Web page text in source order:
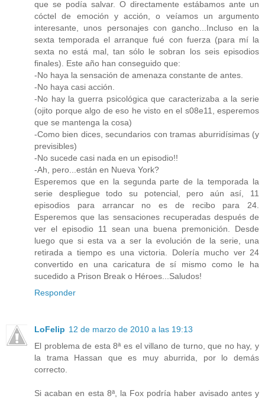
que se podía salvar. O directamente estábamos ante un
cóctel de emoción y acción, o veíamos un argumento
interesante, unos personajes con gancho...Incluso en la
sexta temporada el arranque fué con fuerza (para mí la
sexta no está mal, tan sólo le sobran los seis episodios
finales). Este año han conseguido que:
-No haya la sensación de amenaza constante de antes.
-No haya casi acción.
-No hay la guerra psicológica que caracterizaba a la serie
(ojito porque algo de eso he visto en el s08e11, esperemos
que se mantenga la cosa)
-Como bien dices, secundarios con tramas aburridísimas (y
previsibles)
-No sucede casi nada en un episodio!!
-Ah, pero...están en Nueva York?
Esperemos que en la segunda parte de la temporada la
serie despliegue todo su potencial, pero aún así, 11
episodios para arrancar no es de recibo para 24.
Esperemos que las sensaciones recuperadas después de
ver el episodio 11 sean una buena premonición. Desde
luego que si esta va a ser la evolución de la serie, una
retirada a tiempo es una victoria. Dolería mucho ver 24
convertido en una caricatura de sí mismo como le ha
sucedido a Prison Break o Héroes...Saludos!
Responder
LoFelip 12 de marzo de 2010 a las 19:13
El problema de esta 8ª es el villano de turno, que no hay, y
la trama Hassan que es muy aburrida, por lo demás
correcto.
Si acaban en esta 8ª, la Fox podría haber avisado antes y